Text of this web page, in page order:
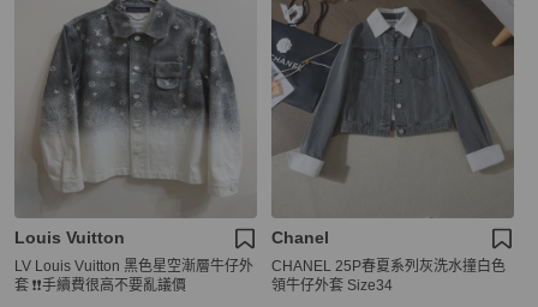
Louis Vuitton
LV Louis Vuitton 黑色星空漸層牛仔外
套 ❗️❗️手續費很高不要亂議價
Chanel
CHANEL 25P春夏系列灰洗水撞白色
領牛仔外套 Size34